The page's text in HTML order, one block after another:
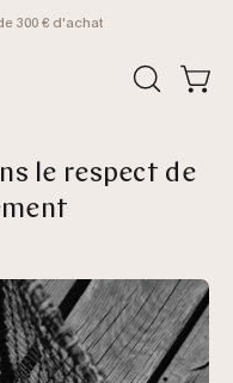
300 € d'achat
OUVRIR
DE
Voir
le respect de